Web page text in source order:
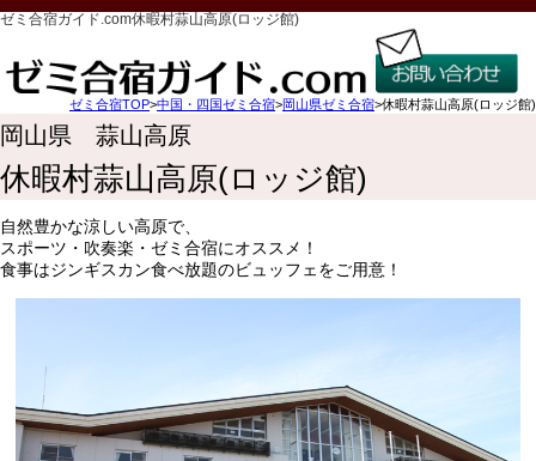
ゼミ合宿ガイド.com休暇村蒜山高原(ロッジ館)
ゼミ合宿TOP>中国・四国ゼミ合宿>岡山県ゼミ合宿>休暇村蒜山高原(ロッジ館)
岡山県 蒜山高原
休暇村蒜山高原(ロッジ館)
自然豊かな涼しい高原で、
スポーツ・吹奏楽・ゼミ合宿にオススメ！
食事はジンギスカン食べ放題のビュッフェをご用意！